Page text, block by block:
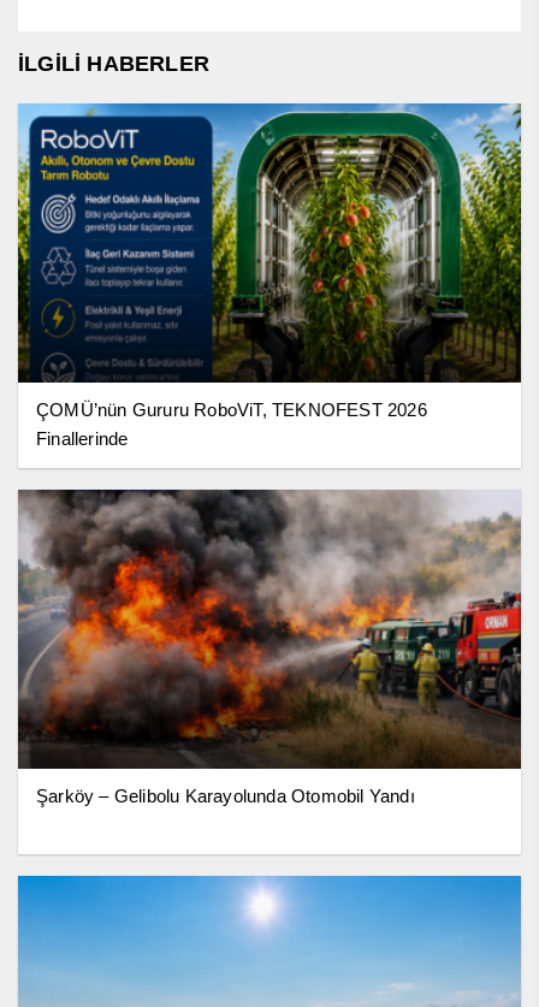
İLGİLİ HABERLER
ÇOMÜ’nün Gururu RoboViT, TEKNOFEST 2026
Finallerinde
Şarköy – Gelibolu Karayolunda Otomobil Yandı